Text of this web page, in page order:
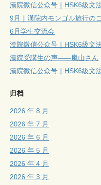
漢院微信公众号｜HSK6級文
9月｜漢院内モンゴル旅行の
6月学生交流会
漢院微信公众号｜HSK6級文
漢院受講生の声——嵐山さん
漢院微信公众号｜HSK6級文
归档
2026 年 8 月
2026 年 7 月
2026 年 6 月
2026 年 5 月
2026 年 4 月
2026 年 3 月